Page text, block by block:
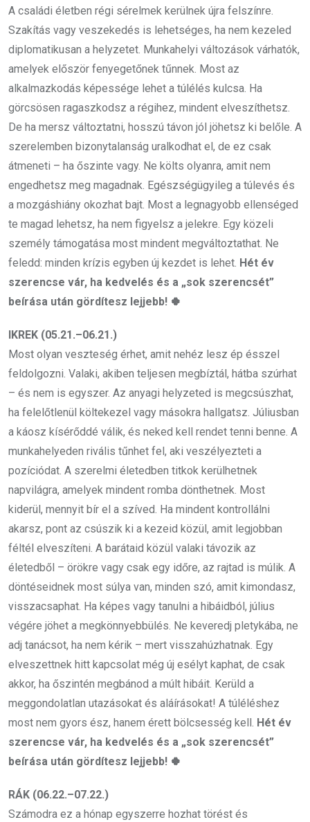
A családi életben régi sérelmek kerülnek újra felszínre.
Szakítás vagy veszekedés is lehetséges, ha nem kezeled
diplomatikusan a helyzetet. Munkahelyi változások várhatók,
amelyek először fenyegetőnek tűnnek. Most az
alkalmazkodás képessége lehet a túlélés kulcsa. Ha
görcsösen ragaszkodsz a régihez, mindent elveszíthetsz.
De ha mersz változtatni, hosszú távon jól jöhetsz ki belőle. A
szerelemben bizonytalanság uralkodhat el, de ez csak
átmeneti – ha őszinte vagy. Ne költs olyanra, amit nem
engedhetsz meg magadnak. Egészségügyileg a túlevés és
a mozgáshiány okozhat bajt. Most a legnagyobb ellenséged
te magad lehetsz, ha nem figyelsz a jelekre. Egy közeli
személy támogatása most mindent megváltoztathat. Ne
feledd: minden krízis egyben új kezdet is lehet. Hét év
szerencse vár, ha kedvelés és a „sok szerencsét”
beírása után gördítesz lejjebb! 🍀
IKREK (05.21.–06.21.)
Most olyan veszteség érhet, amit nehéz lesz ép ésszel
feldolgozni. Valaki, akiben teljesen megbíztál, hátba szúrhat
– és nem is egyszer. Az anyagi helyzeted is megcsúszhat,
ha felelőtlenül költekezel vagy másokra hallgatsz. Júliusban
a káosz kísérőddé válik, és neked kell rendet tenni benne. A
munkahelyeden rivális tűnhet fel, aki veszélyezteti a
pozíciódat. A szerelmi életedben titkok kerülhetnek
napvilágra, amelyek mindent romba dönthetnek. Most
kiderül, mennyit bír el a szíved. Ha mindent kontrollálni
akarsz, pont az csúszik ki a kezeid közül, amit legjobban
féltél elveszíteni. A barátaid közül valaki távozik az
életedből – örökre vagy csak egy időre, az rajtad is múlik. A
döntéseidnek most súlya van, minden szó, amit kimondasz,
visszacsaphat. Ha képes vagy tanulni a hibáidból, július
végére jöhet a megkönnyebbülés. Ne keveredj pletykába, ne
adj tanácsot, ha nem kérik – mert visszahúzhatnak. Egy
elveszettnek hitt kapcsolat még új esélyt kaphat, de csak
akkor, ha őszintén megbánod a múlt hibáit. Kerüld a
meggondolatlan utazásokat és aláírásokat! A túléléshez
most nem gyors ész, hanem érett bölcsesség kell. Hét év
szerencse vár, ha kedvelés és a „sok szerencsét”
beírása után gördítesz lejjebb! 🍀
RÁK (06.22.–07.22.)
Számodra ez a hónap egyszerre hozhat törést és